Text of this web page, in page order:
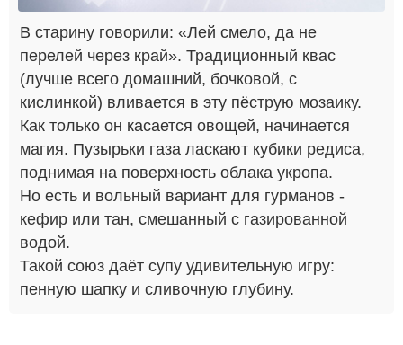
В старину говорили: «Лей смело, да не
перелей через край». Традиционный квас
(лучше всего домашний, бочковой, с
кислинкой) вливается в эту пёструю мозаику.
Как только он касается овощей, начинается
магия. Пузырьки газа ласкают кубики редиса,
поднимая на поверхность облака укропа.
Но есть и вольный вариант для гурманов -
кефир или тан, смешанный с газированной
водой.
Такой союз даёт супу удивительную игру:
пенную шапку и сливочную глубину.